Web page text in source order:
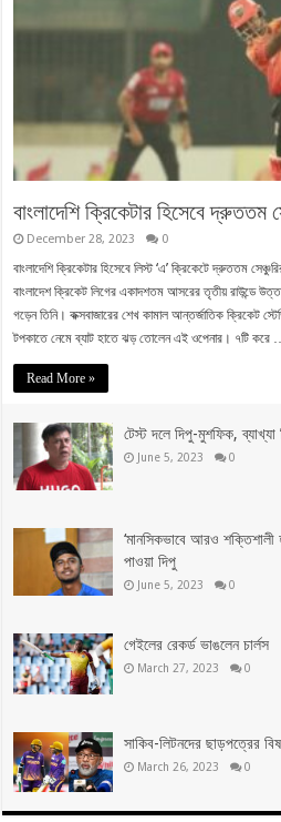
বাংলাদেশি ক্রিকেটার হিসেবে দ্রুততম
December 28, 2023 0
বাংলাদেশি ক্রিকেটার হিসেবে লিস্ট ‘এ’ ক্রিকেটে দ্রুততম
বাংলাদেশ ক্রিকেট লিগের একাদশতম আসরের তৃতীয় রাউন্ডে
গড়েন তিনি। কক্সবাজারের শেখ কামাল আন্তর্জাতিক ক্রিকেট
টপকাতে নেমে ব্যাট হাতে ঝড় তোলেন এই ওপেনার। ৭টি করে …
Read More »
টেস্ট দলে দিপু-মুশফিক, ব্যাখ্যা
June 5, 2023 0
‘মানসিকভাবে আরও
পাওয়া দিপু
June 5, 2023 0
গেইলের রেকর্ড ভাঙলেন চার্লস
March 27, 2023 0
সাকিব-লিটনদের ছাড়পত্রের
March 26, 2023 0